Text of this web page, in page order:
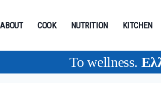
ABOUT COOK NUTRITION KITCHEN
To wellness.